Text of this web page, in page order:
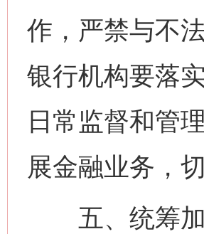
作，严禁与不
银行机构要落
日常监督和管
展金融业务，
五、统筹加